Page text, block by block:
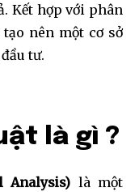
Kết hợp với phân
nên một cơ sở
tư.
là gì ?
Analysis) là một